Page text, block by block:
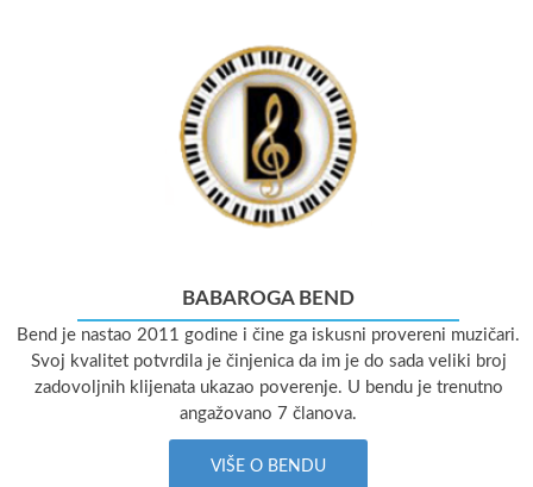
BABAROGA BEND
Bend je nastao 2011 godine i čine ga iskusni provereni muzičari.
Svoj kvalitet potvrdila je činjenica da im je do sada veliki broj
zadovoljnih klijenata ukazao poverenje. U bendu je trenutno
angažovano 7 članova.
VIŠE O BENDU